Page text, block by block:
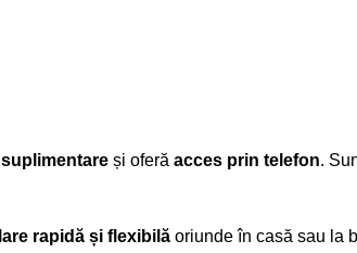
și oferă acces prin telefon.
rapidă și flexibilă oriunde în casă sau la